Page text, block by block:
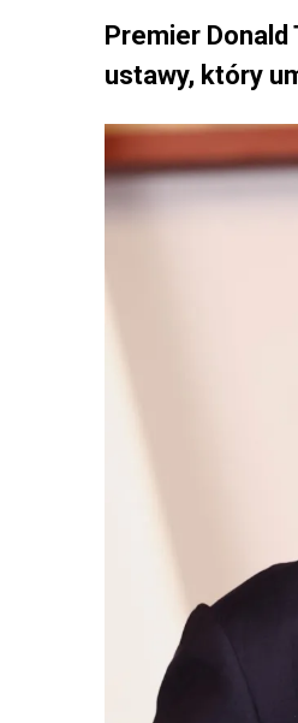
Premier
ustawy, który